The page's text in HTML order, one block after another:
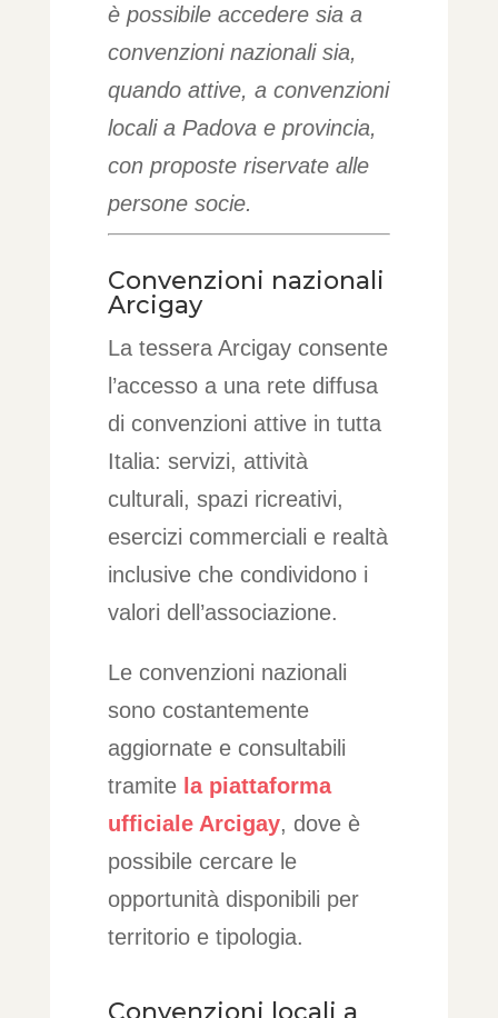
è possibile accedere sia a
convenzioni nazionali sia,
quando attive, a convenzioni
locali a Padova e provincia,
con proposte riservate alle
persone socie.
Convenzioni nazionali
Arcigay
La tessera Arcigay consente
l’accesso a una rete diffusa
di convenzioni attive in tutta
Italia: servizi, attività
culturali, spazi ricreativi,
esercizi commerciali e realtà
inclusive che condividono i
valori dell’associazione.
Le convenzioni nazionali
sono costantemente
aggiornate e consultabili
tramite la piattaforma
ufficiale Arcigay, dove è
possibile cercare le
opportunità disponibili per
territorio e tipologia.
Convenzioni locali a